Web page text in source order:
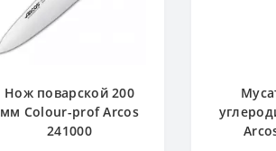
Нож поварской 200
мм Сolour-prof Arcos
241000